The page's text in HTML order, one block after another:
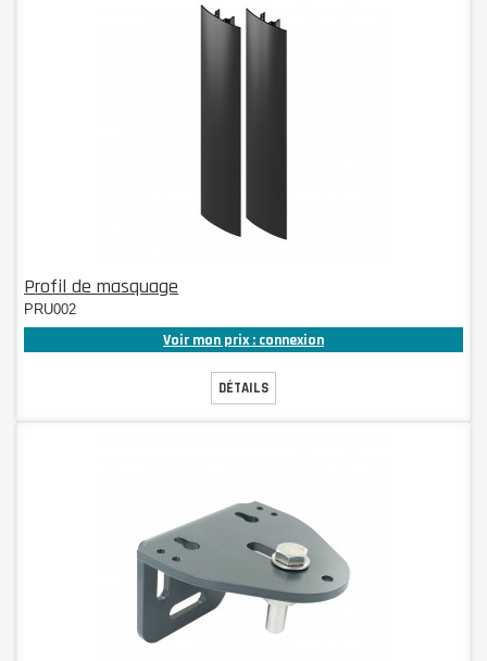
Profil de masquage
PRU002
Voir mon prix : connexion
DÉTAILS